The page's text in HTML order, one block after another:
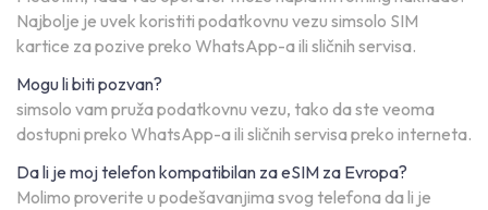
Najbolje je uvek koristiti podatkovnu vezu simsolo SIM
kartice za pozive preko WhatsApp-a ili sličnih servisa.
Mogu li biti pozvan?
simsolo vam pruža podatkovnu vezu, tako da ste veoma
dostupni preko WhatsApp-a ili sličnih servisa preko interneta.
Da li je moj telefon kompatibilan za eSIM za Evropa?
Molimo proverite u podešavanjima svog telefona da li je